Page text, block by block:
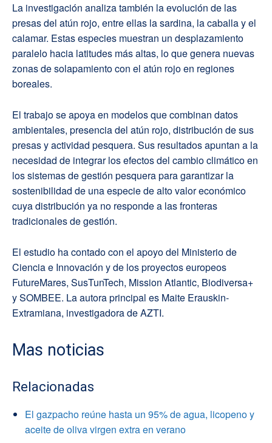
La investigación analiza también la evolución de las
presas del atún rojo, entre ellas la sardina, la caballa y el
calamar. Estas especies muestran un desplazamiento
paralelo hacia latitudes más altas, lo que genera nuevas
zonas de solapamiento con el atún rojo en regiones
boreales.
El trabajo se apoya en modelos que combinan datos
ambientales, presencia del atún rojo, distribución de sus
presas y actividad pesquera. Sus resultados apuntan a la
necesidad de integrar los efectos del cambio climático en
los sistemas de gestión pesquera para garantizar la
sostenibilidad de una especie de alto valor económico
cuya distribución ya no responde a las fronteras
tradicionales de gestión.
El estudio ha contado con el apoyo del Ministerio de
Ciencia e Innovación y de los proyectos europeos
FutureMares, SusTunTech, Mission Atlantic, Biodiversa+
y SOMBEE. La autora principal es Maite Erauskin-
Extramiana, investigadora de AZTI.
Mas noticias
Relacionadas
El gazpacho reúne hasta un 95% de agua, licopeno y
aceite de oliva virgen extra en verano